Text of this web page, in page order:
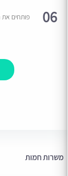
06 פותחים
משרות חמות